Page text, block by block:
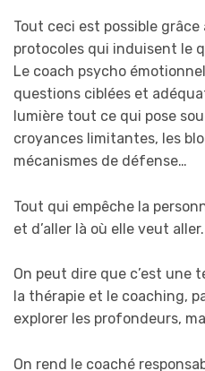
Tout ceci est possible grâce
protocoles qui induisent le
Le coach psycho
questions ciblées et
lumière tout ce qui pose
croyances limitantes, les
mécanismes de défense…
Tout qui empêche la
et d’aller là où elle veut aller.
On peut dire que c’est une
la thérapie et le coaching,
explorer les profondeurs,
On rend le coaché